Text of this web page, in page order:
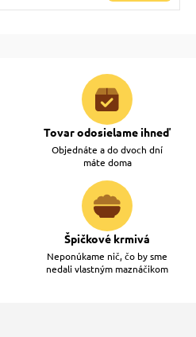
Tovar odosielame ihneď
Objednáte a do dvoch dní
máte doma
Špičkové krmivá
Neponúkame nič, čo by sme
nedali vlastným maznáčikom